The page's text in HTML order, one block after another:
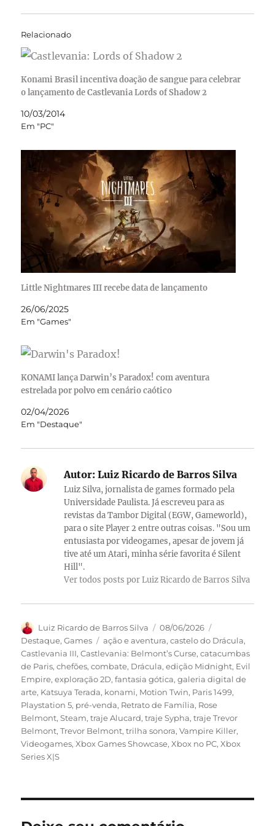
Relacionado
Konami Brasil incentiva doação de sangue para celebrar
o lançamento de Castlevania Lords of Shadow 2
10/03/2014
Em "PC"
Little Nightmares III recebe data de lançamento
26/06/2025
Em "Games"
KONAMI lança Darwin’s Paradox! com aventura
estrelada por polvo em cenário caótico
02/04/2026
Em "Destaque"
Autor: Luiz Ricardo de Barros Silva
Luiz Silva, jornalista de games formado pela
Universidade Paulista. Já escreveu para as
revistas da Tambor Digital (EGW, Gameworld),
para o site Player 2 entre outras coisas. "Sou um
entusiasta por videogames, apesar de jovem já
tive até um Atari, minha série favorita é Silent
Hill".
Ver todos posts por Luiz Ricardo de Barros Silva
Autor
Luiz Ricardo de Barros Silva
Publicado
em
08/06/2026
Destaque,Games Tags
ação e aventura,castelo do Drácula,
Castlevania III,Castlevania: Belmont’s Curse,catacumbas
de Paris,chefões,combate, Drácula,edição Midnight, Evil
Empire,exploração 2D,fantasia gótica,galeria digital de
arte, Katsuya Terada, konami, Motion Twin, Paris 1499,
Playstation 5, pré-venda, Retrato de Família, Rose
Belmont,Steam,traje Alucard,traje Sypha,traje Trevor
Belmont,Trevor Belmont,trilha sonora,Vampire Killer,
Videogames,Xbox Games Showcase,Xbox no PC,Xbox
Series X|S